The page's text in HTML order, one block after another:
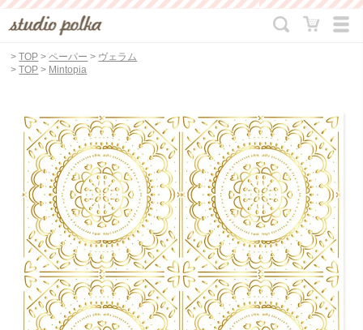
>TOP >ペーパー > ヴェラム
>TOP > Mintopia